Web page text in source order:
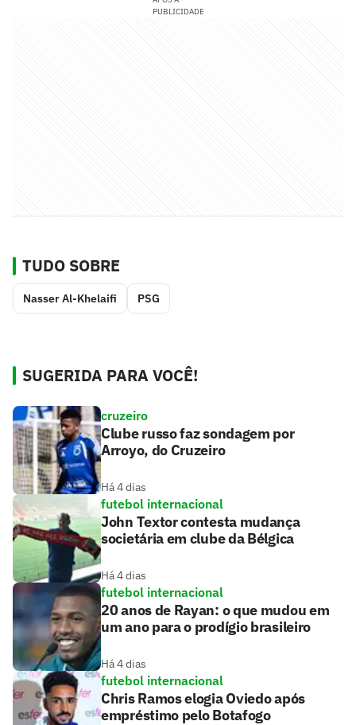
PUBLICIDADE
TUDO SOBRE
Nasser Al-Khelaifi PSG
SUGERIDA PARA VOCÊ!
cruzeiro
Clube russo faz sondagem por
Arroyo, do Cruzeiro
Há 4 dias
futebol internacional
John Textor contesta mudança
societária em clube da Bélgica
Há 4 dias
futebol internacional
20 anos de Rayan: o que mudou em
um ano para o prodígio brasileiro
Há 4 dias
futebol internacional
Chris Ramos elogia Oviedo após
empréstimo pelo Botafogo